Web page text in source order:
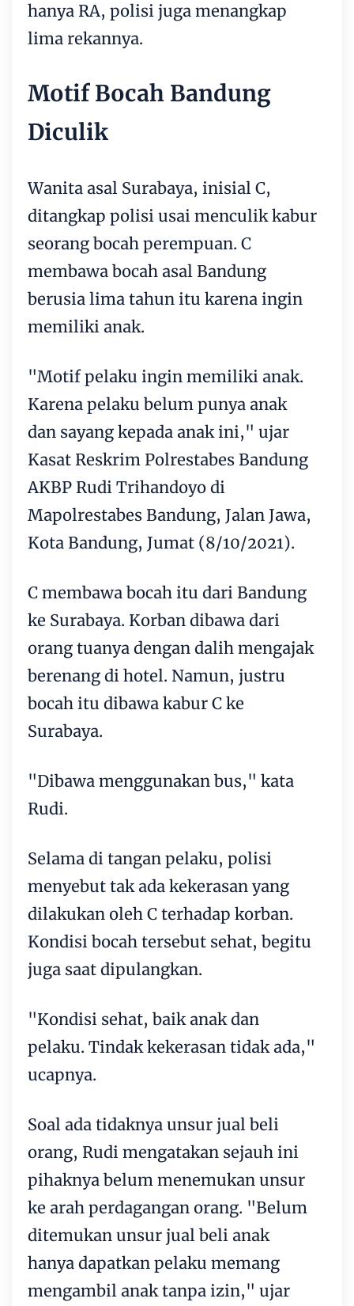
hanya RA, polisi juga menangkap
lima rekannya.
Motif Bocah Bandung
Diculik
Wanita asal Surabaya, inisial C,
ditangkap polisi usai menculik kabur
seorang bocah perempuan. C
membawa bocah asal Bandung
berusia lima tahun itu karena ingin
memiliki anak.
"Motif pelaku ingin memiliki anak.
Karena pelaku belum punya anak
dan sayang kepada anak ini," ujar
Kasat Reskrim Polrestabes Bandung
AKBP Rudi Trihandoyo di
Mapolrestabes Bandung, Jalan Jawa,
Kota Bandung, Jumat (8/10/2021).
C membawa bocah itu dari Bandung
ke Surabaya. Korban dibawa dari
orang tuanya dengan dalih mengajak
berenang di hotel. Namun, justru
bocah itu dibawa kabur C ke
Surabaya.
"Dibawa menggunakan bus," kata
Rudi.
Selama di tangan pelaku, polisi
menyebut tak ada kekerasan yang
dilakukan oleh C terhadap korban.
Kondisi bocah tersebut sehat, begitu
juga saat dipulangkan.
"Kondisi sehat, baik anak dan
pelaku. Tindak kekerasan tidak ada,"
ucapnya.
Soal ada tidaknya unsur jual beli
orang, Rudi mengatakan sejauh ini
pihaknya belum menemukan unsur
ke arah perdagangan orang. "Belum
ditemukan unsur jual beli anak
hanya dapatkan pelaku memang
mengambil anak tanpa izin," ujar